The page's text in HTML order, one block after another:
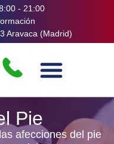
- 21:00
Aravaca (Madrid)
Pie
afecciones del pie